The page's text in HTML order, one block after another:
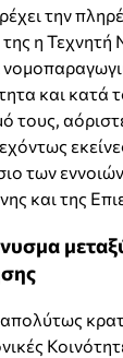
την
η Τεχνητή
και κατά
τους,
των
και της